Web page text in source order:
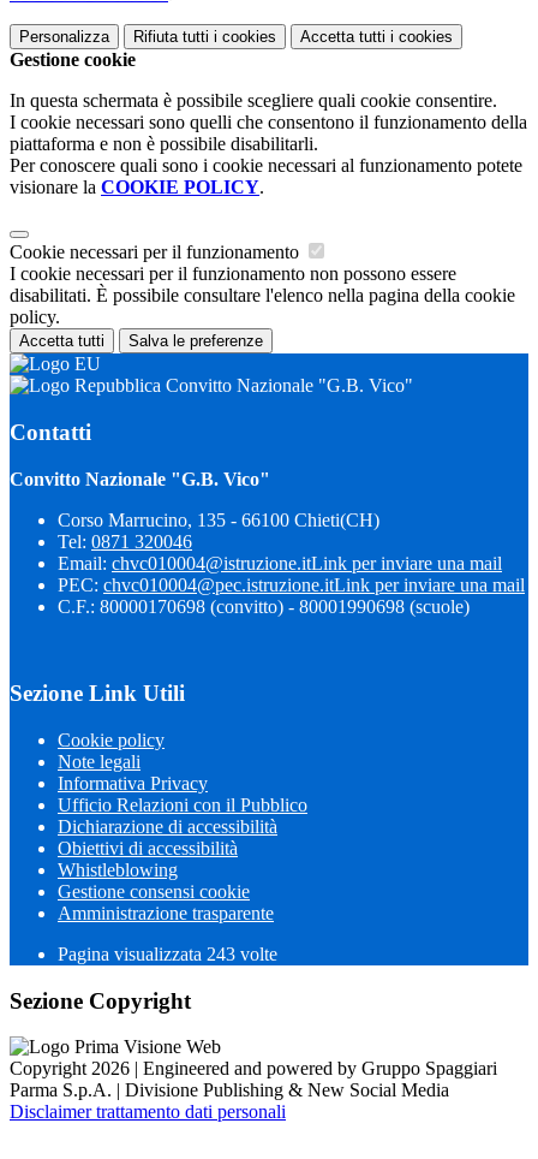
Personalizza Rifiuta tutti i cookies Accetta tutti i cookies
Gestione cookie
In questa schermata è possibile scegliere quali cookie consentire.
I cookie necessari sono quelli che consentono il funzionamento della
piattaforma e non è possibile disabilitarli.
Per conoscere quali sono i cookie necessari al funzionamento potete
visionare la COOKIE POLICY.
Cookie necessari per il funzionamento
I cookie necessari per il funzionamento non possono essere
disabilitati. È possibile consultare l'elenco nella pagina della cookie
policy.
Accetta tutti Salva le preferenze
Convitto Nazionale "G.B. Vico"
Contatti
Convitto Nazionale "G.B. Vico"
Corso Marrucino, 135 - 66100 Chieti(CH)
Tel: 0871 320046
Email: chvc010004@istruzione.itLink per inviare una mail
PEC: chvc010004@pec.istruzione.itLink per inviare una mail
C.F.: 80000170698 (convitto) - 80001990698 (scuole)
Sezione Link Utili
Cookie policy
Note legali
Informativa Privacy
Ufficio Relazioni con il Pubblico
Dichiarazione di accessibilità
Obiettivi di accessibilità
Whistleblowing
Gestione consensi cookie
Amministrazione trasparente
Pagina visualizzata 243 volte
Sezione Copyright
Copyright 2026 | Engineered and powered by Gruppo Spaggiari
Parma S.p.A. | Divisione Publishing & New Social Media
Disclaimer trattamento dati personali